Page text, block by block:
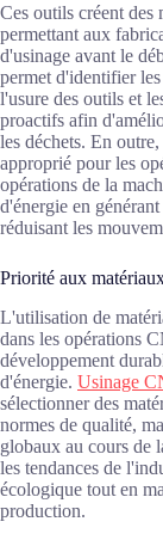
Ces outils créent des
permettant aux
d'usinage avant le
permet d'identifier
l'usure des outils et
proactifs afin
les déchets. En
approprié pour les
opérations de la
d'énergie en
réduisant les
Priorité aux
L'utilisation de
dans les opérations
développement
d'énergie. Usinage
sélectionner des
normes de qualité,
globaux au cours de
les tendances de
écologique tout en
production.